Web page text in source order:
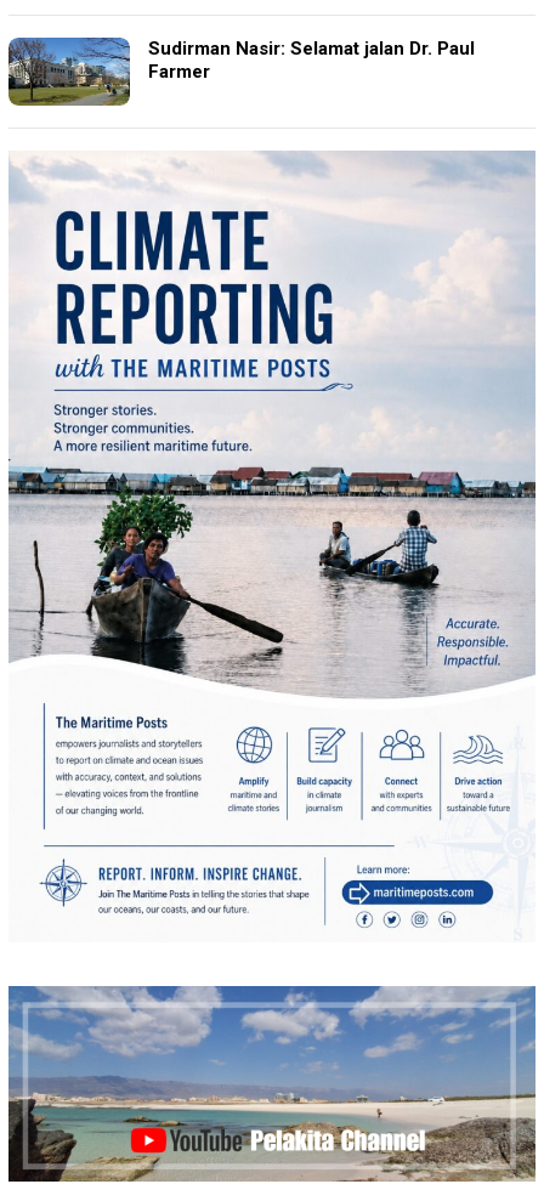
Sudirman Nasir: Selamat jalan Dr. Paul
Farmer